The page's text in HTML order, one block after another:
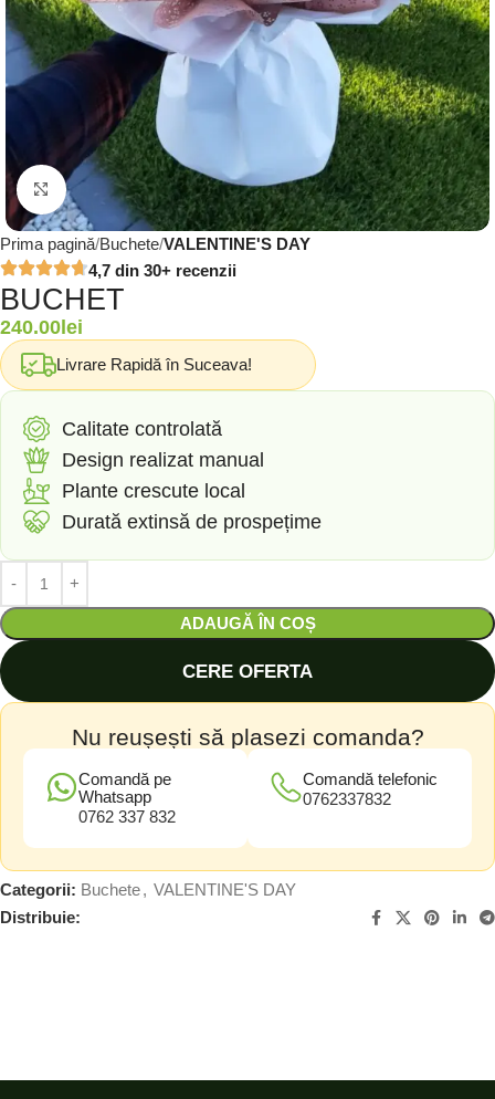
Click to enlarge
Prima pagină Buchete VALENTINE'S DAY
4,7 din 30+ recenzii
BUCHET
240.00lei
Livrare Rapidă în Suceava!
Calitate controlată
Design realizat manual
Plante crescute local
Durată extinsă de prospețime
ADAUGĂ ÎN COȘ
CERE OFERTA
Nu reușești să plasezi comanda?
Comandă pe
Whatsapp
0762 337 832
Comandă telefonic
0762337832
Categorii: Buchete, VALENTINE'S DAY
Distribuie: